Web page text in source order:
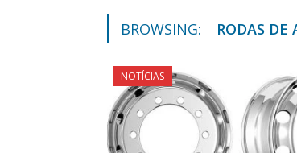
BROWSING: RODAS
NOTÍCIAS